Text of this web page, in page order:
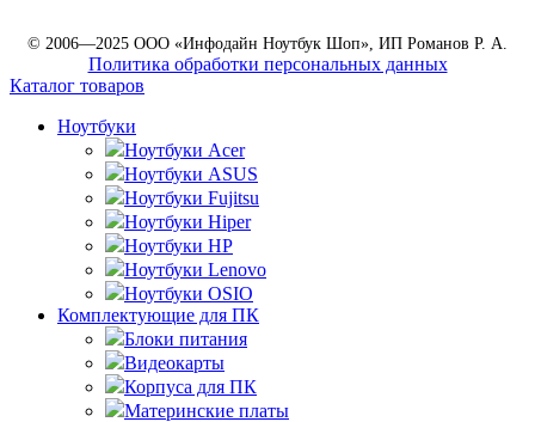
© 2006—2025 ООО «Инфодайн Ноутбук Шоп», ИП Романов Р. А.
Политика обработки персональных данных
Каталог товаров
Ноутбуки
Ноутбуки Acer
Ноутбуки ASUS
Ноутбуки Fujitsu
Ноутбуки Hiper
Ноутбуки HP
Ноутбуки Lenovo
Ноутбуки OSIO
Комплектующие для ПК
Блоки питания
Видеокарты
Корпуса для ПК
Материнские платы